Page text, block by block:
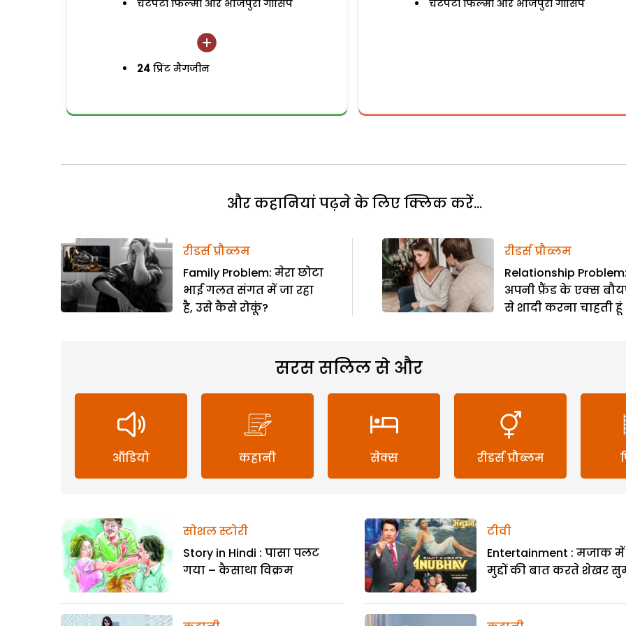
चटपटी फिल्मी और भोजपुरी गॉसिप
24 प्रिंट मैगजीन
चटपटी फिल्मी और भोजपुरी गॉसिप
और कहानियां पढ़ने के लिए क्लिक करें...
रीडर्स प्रौब्लम
Family Problem: मेरा छोटा
भाई गलत संगत में जा रहा
है, उसे कैसे रोकूं?
रीडर्स प्रौब्लम
Relationship
अपनी फ्रैंड के एक्स
से शादी करना चाहती हूं
सरस सलिल से और
ऑडियो कहानी सेक्स रीडर्स प्रौब्लम
सोशल स्टोरी
Story in Hindi : पासा पलट
गया – कैसाथा विक्रम
टीवी
Entertainment : मजाक में
मुद्दों की बात करते शेखर